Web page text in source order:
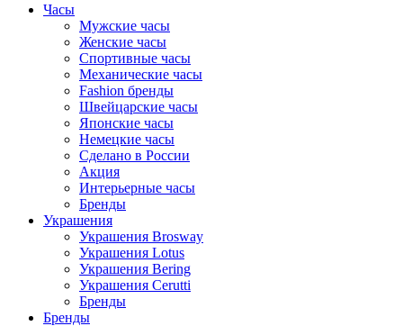
Часы
Мужские часы
Женские часы
Спортивные часы
Механические часы
Fashion бренды
Швейцарские часы
Японские часы
Немецкие часы
Сделано в России
Акция
Интерьерные часы
Бренды
Украшения
Украшения Brosway
Украшения Lotus
Украшения Bering
Украшения Cerutti
Бренды
Бренды